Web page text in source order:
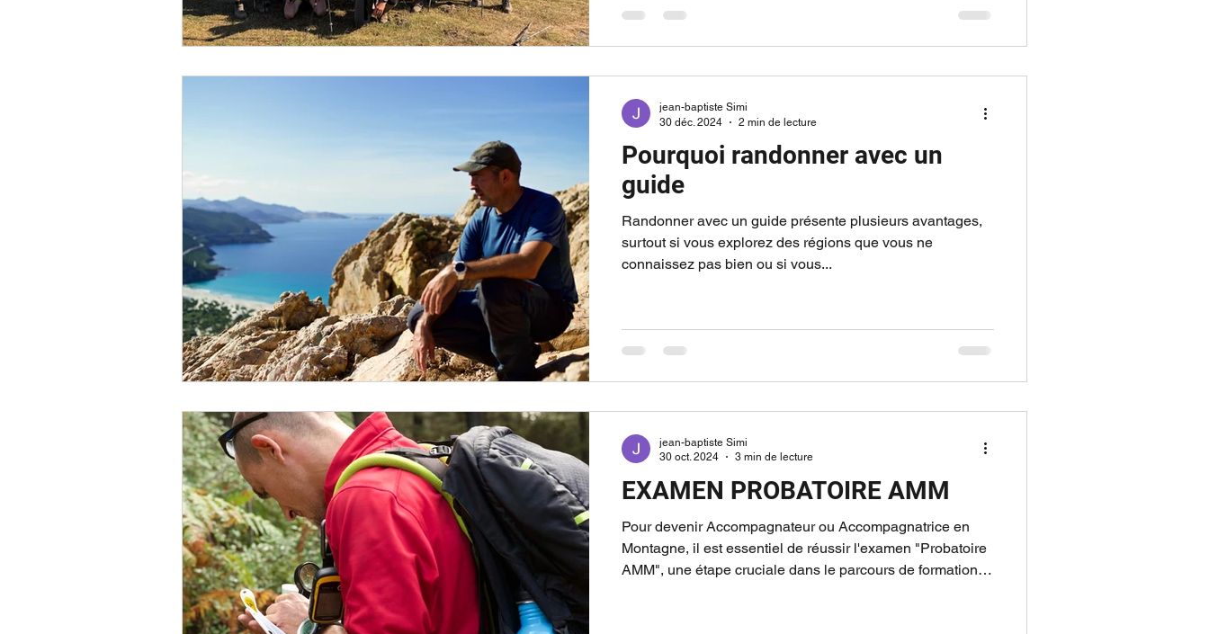
sincère et éclairant, sur ce sentier légendaire qui ne laisse
personne indifférent. 🚶‍♂️ Se lancer sur le GR20 : une
Pourquoi randonner avec un
guide
Randonner avec un guide présente plusieurs avantages,
surtout si vous explorez des régions que vous ne
connaissez pas bien ou si vous...
jean-baptiste Simi
30 déc. 2024
2 min de lecture
EXAMEN PROBATOIRE AMM
Pour devenir Accompagnateur ou Accompagnatrice en
Montagne, il est essentiel de réussir l'examen "Probatoire
AMM", une étape cruciale dans le parcours de formation.
jean-baptiste Simi
30 oct. 2024
3 min de lecture